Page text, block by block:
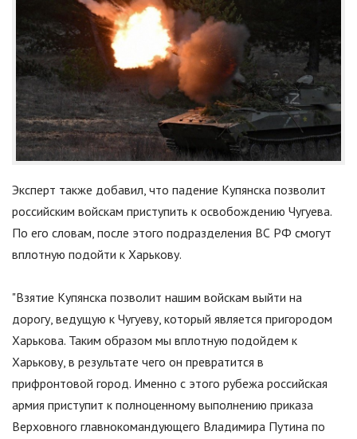
Эксперт также добавил, что падение Купянска позволит
российским войскам приступить к освобождению Чугуева.
По его словам, после этого подразделения ВС РФ смогут
вплотную подойти к Харькову.
"Взятие Купянска позволит нашим войскам выйти на
дорогу, ведущую к Чугуеву, который является пригородом
Харькова. Таким образом мы вплотную подойдем к
Харькову, в результате чего он превратится в
прифронтовой город. Именно с этого рубежа российская
армия приступит к полноценному выполнению приказа
Верховного главнокомандующего Владимира Путина по